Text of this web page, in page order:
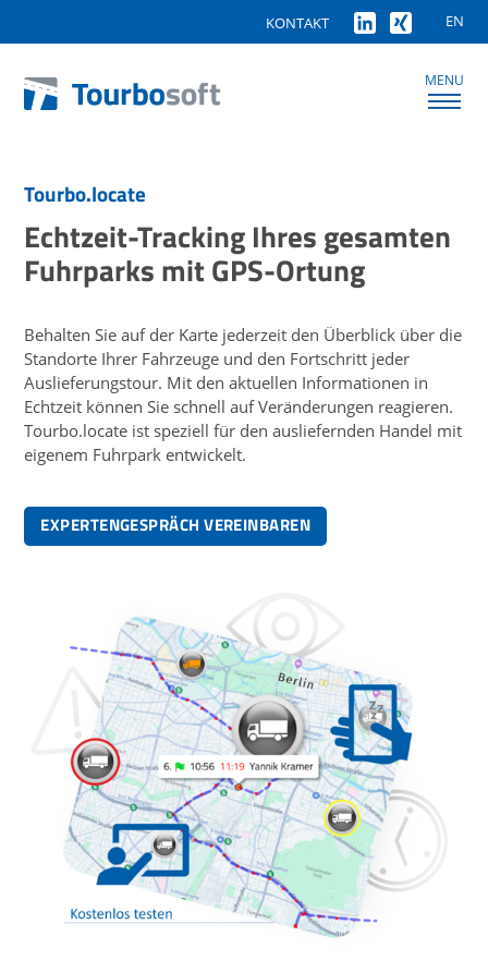
EN
KONTAKT
MENU
Tourbo.locate
Echtzeit-Tracking Ihres gesamten
Fuhrparks mit GPS-Ortung
Behalten Sie auf der Karte jederzeit den Überblick über die
Standorte Ihrer Fahrzeuge und den Fortschritt jeder
Auslieferungstour. Mit den aktuellen Informationen in
Echtzeit können Sie schnell auf Veränderungen reagieren.
Tourbo.locate ist speziell für den ausliefernden Handel mit
eigenem Fuhrpark entwickelt.
EXPERTENGESPRÄCH VEREINBAREN